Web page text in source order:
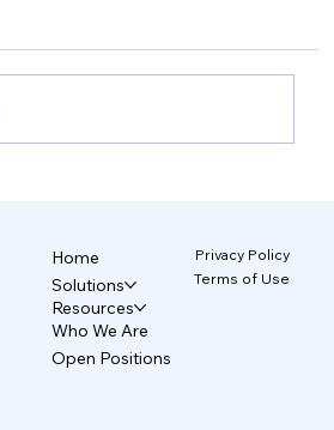
Home
Solutions
Resources
Who We Are
Open Positions
Privacy Policy
Terms of Use